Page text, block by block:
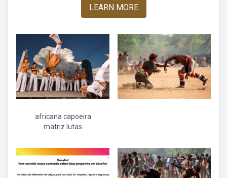
LEARN MORE
africana capoeira
matriz lutas